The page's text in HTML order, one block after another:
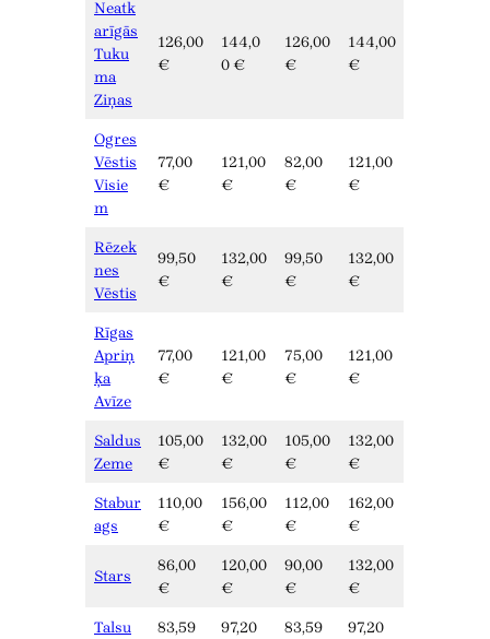
Neatk
arīgās
Tuku
ma
Ziņas
126,00
€
144,0
0 €
126,00
€
144,00
€
Ogres
Vēstis
Visie
m
77,00
€
121,00
€
82,00
€
121,00
€
Rēzek
nes
Vēstis
99,50
€
132,00
€
99,50
€
132,00
€
Rīgas
Apriņ
ķa
Avīze
77,00
€
121,00
€
75,00
€
121,00
€
Saldus
Zeme
105,00
€
132,00
€
105,00
€
132,00
€
Stabur
ags
110,00
€
156,00
€
112,00
€
162,00
€
Stars
86,00
€
120,00
€
90,00
€
132,00
€
Talsu
83,59
97,20
83,59
97,20